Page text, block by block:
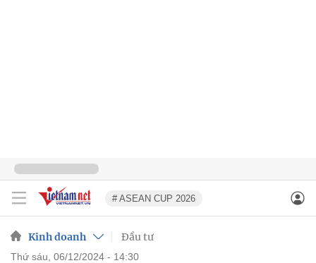
# ASEAN CUP 2026
Kinh doanh Đầu tư
thứ sáu, 06/12/2024 - 14:30